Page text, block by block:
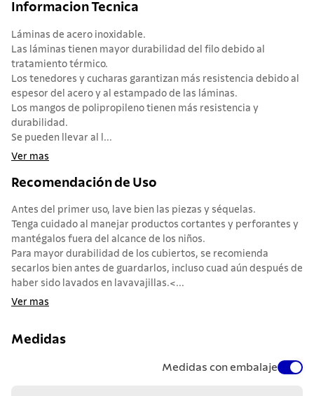
Informacion Tecnica
Láminas de acero inoxidable.
Las láminas tienen mayor durabilidad del filo debido al
tratamiento térmico.
Los tenedores y cucharas garantizan más resistencia debido al
espesor del acero y al estampado de las láminas.
Los mangos de polipropileno tienen más resistencia y
durabilidad.
Se pueden llevar al l...
Ver mas
Recomendación de Uso
Antes del primer uso, lave bien las piezas y séquelas.
Tenga cuidado al manejar productos cortantes y perforantes y
mantégalos fuera del alcance de los niños.
Para mayor durabilidad de los cubiertos, se recomienda
secarlos bien antes de guardarlos, incluso cuad aún después de
haber sido lavados en lavavajillas.<...
Ver mas
Medidas
Medidas con embalaje